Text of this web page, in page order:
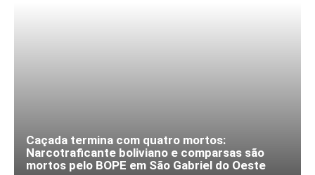
Caçada termina com quatro mortos:
Narcotraficante boliviano e comparsas são
mortos pelo BOPE em São Gabriel do Oeste